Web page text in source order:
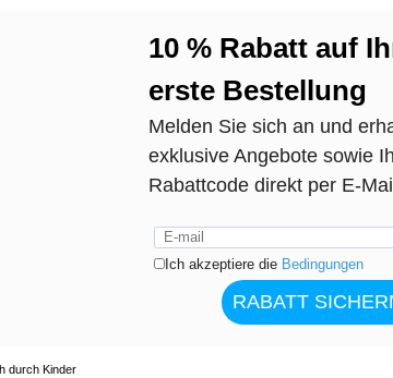
/ 16 GB Speicher, Dual-Kamera, 4000-mAh-Akku, Schutzhülle mit
in einem kompakten Gerät zu vereinen, das speziell für junge Nutzer
Lern-Apps, Zeichentrickfilme und interaktive Spiele und eignet sich
Android 13 mit einem Quad-Core-Prozessor und bietet eine
und verfügt über einen integrierten Ständer für komfortables
Kinder Fotos und Videos aufnehmen und einfache Videoanrufe mit
eine längere Nutzungsdauer und eignet sich daher ideal für Reisen,
durch Kinder